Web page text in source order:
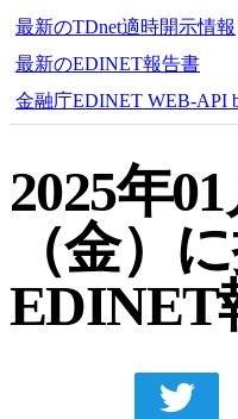
最新のTDnet適時開示情報
最新のEDINET報告書
金融庁EDINET WEB-API
2025年
（金）
EDINET